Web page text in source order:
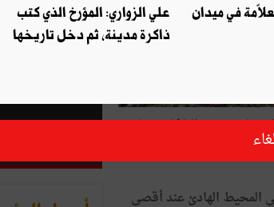
لمحتمنالنافذةصفامن
.
المحيط الهادئعند أقصى
KIOSQUE
في ميدان
علي الزواري: المؤرخ الذي كتب
ذاكرة مدينة، ثم دخل تاريخها